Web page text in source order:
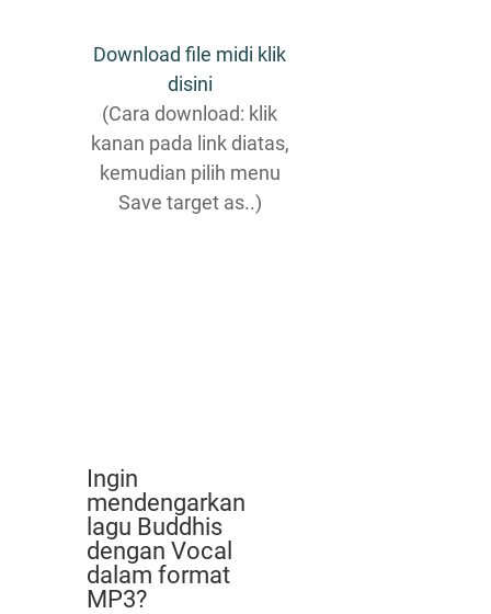
Download file midi klik
disini
(Cara download: klik
kanan pada link diatas,
kemudian pilih menu
Save target as..)
Ingin
mendengarkan
lagu Buddhis
dengan Vocal
dalam format
MP3?